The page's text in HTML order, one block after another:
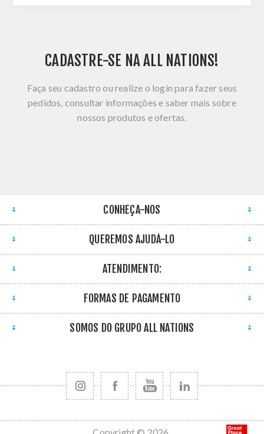
CADASTRE-SE NA ALL NATIONS!
Faça seu cadastro ou realize o login para fazer seus
pedidos, consultar informações e saber mais sobre
nossos produtos e ofertas.
CONHEÇA-NOS
QUEREMOS AJUDÁ-LO
ATENDIMENTO:
FORMAS DE PAGAMENTO
SOMOS DO GRUPO ALL NATIONS